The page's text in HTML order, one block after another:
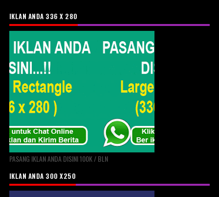
IKLAN ANDA 336 X 280
PASANG IKLAN ANDA DISINI 100K / BLN
IKLAN ANDA 300 X250